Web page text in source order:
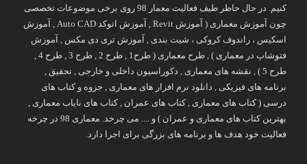
کنیم. در حال حاظر طیف فعالیت معمار 98 روی برخی موضوعات تخصصی
چون آموزش معماری ( آموزش Revit , آموزش اتوکد Auto CAD , آموزش
اسکیس ، راندوف کروکی ، شیت بندی , آموزش تری دی مکس , آموزش
طرح 5 ) , نقشه های معماری , دکوراسیون داخلی و خارجی , تحقیق ,
برنامه های فیزیکی , دانلود نرم افزار های معماری , جزوه و کتاب های
درسی ( کتاب های معماری , کتاب های عمران , کتاب های نایاب معماری ,
بهترین کتاب های معماری و عمران ) و .... می چرخد. معماری 98 در چرخه
فعالیت خود هدف ها و برنامه های بزرگی برای اجرا دارد.